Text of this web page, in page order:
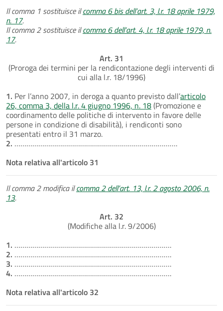
Il comma 1 sostituisce ilcomma 6 bis dell’art. 3, l.r. 18 aprile 1979,
n. 17.
Il comma 2 sostituisce ilcomma 6 dell’art. 4, l.r. 18 aprile 1979, n.
17.
Art. 31
(Proroga dei termini per la rendicontazione degli interventi di
cui alla l.r. 18/1996)
1. Per l’anno 2007, in deroga a quanto previsto dall’articolo
26, comma 3, della l.r. 4 giugno 1996, n. 18(Promozione e
coordinamento delle politiche di intervento in favore delle
persone in condizione di disabilità), i rendiconti sono
presentati entro il 31 marzo.
2. ……………………………………………………………………….
Nota relativa all'articolo 31
Il comma 2 modifica ilcomma 2 dell’art. 13, l.r. 2 agosto 2006, n.
13.
Art. 32
(Modifiche alla l.r. 9/2006)
1. …………………………………………………………………….
2. …………………………………………………………………….
3. …………………………………………………………………….
4. …………………………………………………………………….
Nota relativa all'articolo 32